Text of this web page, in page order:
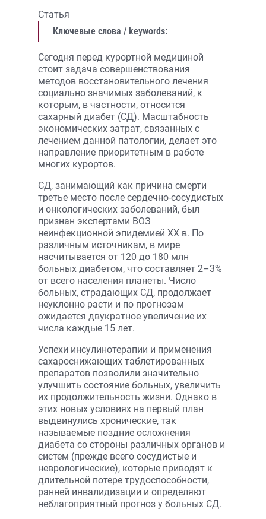
Статья
Ключевые слова / keywords:
Сегодня перед курортной медициной
стоит задача совершенствования
методов восстановительного лечения
социально значимых заболеваний, к
которым, в частности, относится
сахарный диабет (СД). Масштабность
экономических затрат, связанных с
лечением данной патологии, делает это
направление приоритетным в работе
многих курортов.
СД, занимающий как причина смерти
третье место после сердечно-сосудистых
и онкологических заболеваний, был
признан экспертами ВОЗ
неинфекционной эпидемией XX в. По
различным источникам, в мире
насчитывается от 120 до 180 млн
больных диабетом, что составляет 2–3%
от всего населения планеты. Число
больных, страдающих СД, продолжает
неуклонно расти и по прогнозам
ожидается двукратное увеличение их
числа каждые 15 лет.
Успехи инсулинотерапии и применения
сахароснижающих таблетированных
препаратов позволили значительно
улучшить состояние больных, увеличить
их продолжительность жизни. Однако в
этих новых условиях на первый план
выдвинулись хронические, так
называемые поздние осложнения
диабета со стороны различных органов и
систем (прежде всего сосудистые и
неврологические), которые приводят к
длительной потере трудоспособности,
ранней инвалидизации и определяют
неблагоприятный прогноз у больных СД.